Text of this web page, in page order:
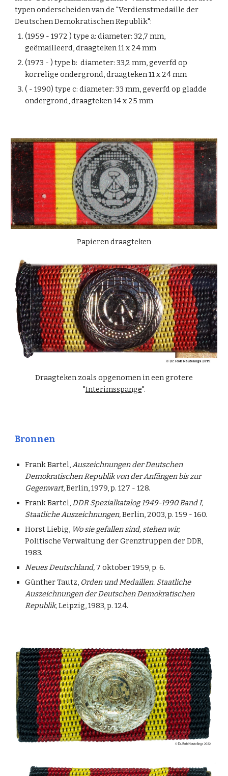
typen onderscheiden van de "Verdienstmedaille der
Deutschen Demokratischen Republik":
(1959 - 1972 ) type a: diameter: 32,7 mm,
geëmailleerd, draagteken 11 x 24 mm
(1973 - ) type b: diameter: 33,2 mm, geverfd op
korrelige ondergrond, draagteken 11 x 24 mm
( - 1990) type c: diameter: 33 mm, geverfd op gladde
ondergrond, draagteken 14 x 25 mm
Papieren draagteken
Draagteken zoals opgenomen in een grotere
"Interimsspange".
Bronnen
Frank Bartel,Auszeichnungen der Deutschen
Demokratischen Republik von der Anfängen bis zur
Gegenwart, Berlin, 1979, p. 127 - 128.
Frank Bartel,DDR Spezialkatalog 1949-1990 Band I,
Staatliche Auszeichnungen,Berlin, 2003, p. 159 - 160.
Horst Liebig, Wo sie gefallen sind, stehen wir,
Politische Verwaltung der Grenztruppen der DDR,
1983.
Neues Deutschland, 7 oktober 1959, p. 6.
Günther Tautz, Orden und Medaillen. Staatliche
Auszeichnungen der Deutschen Demokratischen
Republik,Leipzig, 1983, p. 124.